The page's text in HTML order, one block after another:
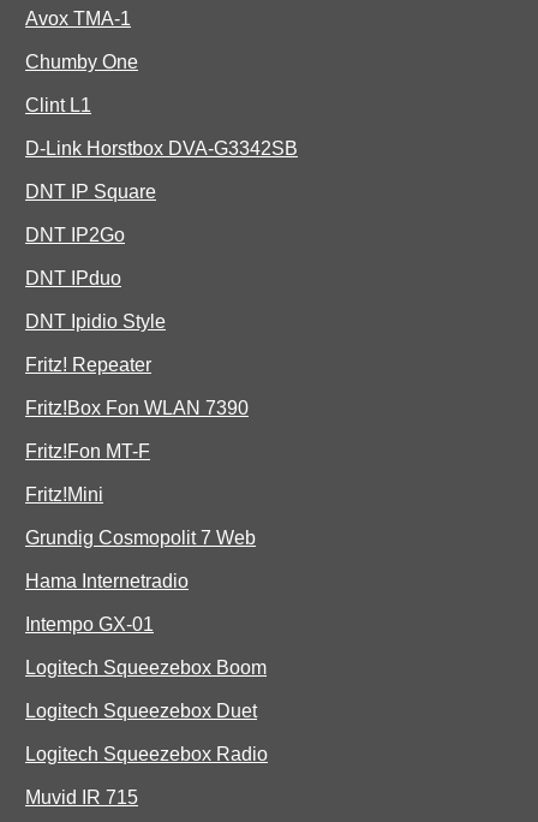
Avox TMA-1
Chumby One
Clint L1
D-Link Horstbox DVA-G3342SB
DNT IP Square
DNT IP2Go
DNT IPduo
DNT Ipidio Style
Fritz! Repeater
Fritz!Box Fon WLAN 7390
Fritz!Fon MT-F
Fritz!Mini
Grundig Cosmopolit 7 Web
Hama Internetradio
Intempo GX-01
Logitech Squeezebox Boom
Logitech Squeezebox Duet
Logitech Squeezebox Radio
Muvid IR 715